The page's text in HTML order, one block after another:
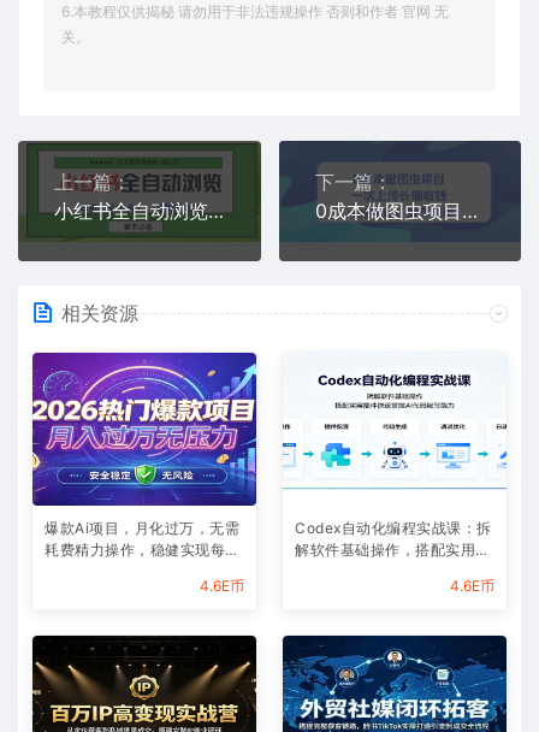
6.本教程仅供揭秘 请勿用于非法违规操作 否则和作者 官网 无
关。
上一篇：
小红书全自动浏览项目，零投资，全程手机去跑，单账号一天10米+，可无限矩阵去做【揭秘】
下一篇：
0成本做图虫项目一次上传长期收钱适合小白操作简单
相关资源
爆款Ai项目，月化过万，无需
耗费精力操作，稳健实现每月
4.6E币
Codex自动化编程实战课：拆
解软件基础操作，搭配实用插
4.6E币